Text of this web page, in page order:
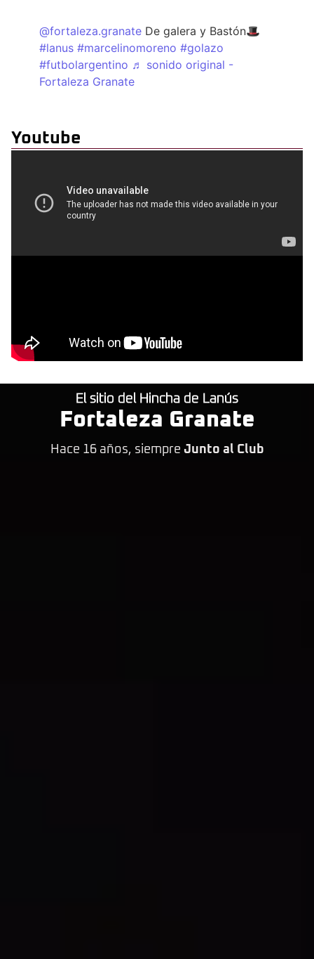
@fortaleza.granate De galera y Bastón🎩
#lanus #marcelinomoreno #golazo
#futbolargentino ♬ sonido original -
Fortaleza Granate
Youtube
El sitio del Hincha de Lanús
Fortaleza Granate
Hace 16 años, siempre Junto al Club